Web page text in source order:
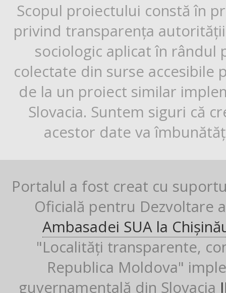
Scopul proiectului constă în
privind transparența
sociologic aplicat în rândul
colectate din surse
de la un proiect similar
Slovacia. Suntem siguri că
acestor date va
Portalul a fost creat cu
Oficială pentru Dezvoltare
Ambasadei SUA la
"Localități transparente,
Republica Moldova"
guvernamentală din Slovacia